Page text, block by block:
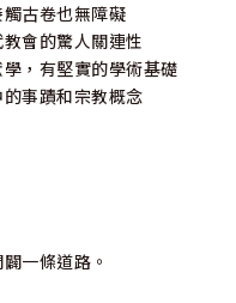
古卷也無障礙
會的驚人關連性
，有堅實的學術基礎
事蹟和宗教概念
一條道路。